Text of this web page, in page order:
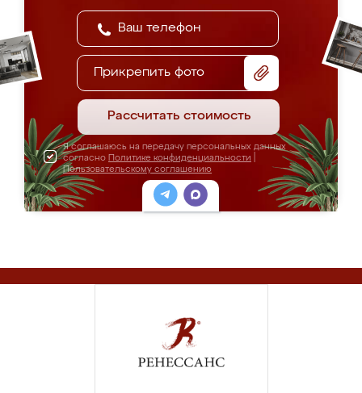
Прикрепить фото
Рассчитать стоимость
Я соглашаюсь на передачу персональных данных
согласно Политике конфиденциальности
Пользовательскому соглашению